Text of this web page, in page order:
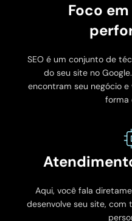
Foco em
SEO é um conjunto de
do seu site no
encontram seu negócio
forma
Aqui, você fala
desenvolve seu site,